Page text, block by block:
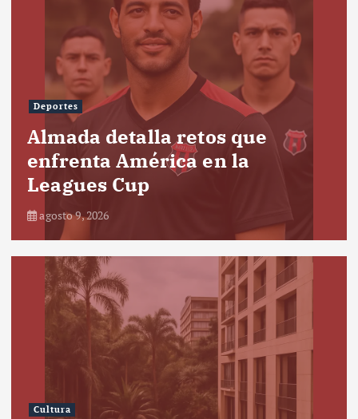
Deportes
Almada detalla retos que
enfrenta América en la
Leagues Cup
agosto 9, 2026
Cultura